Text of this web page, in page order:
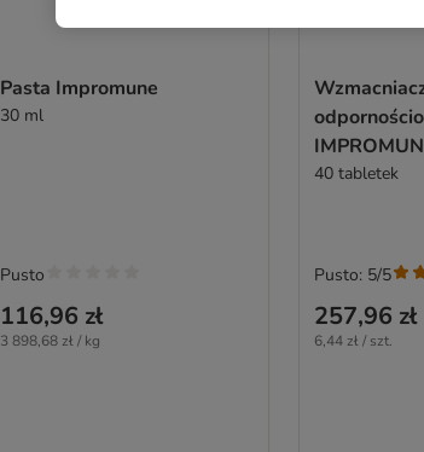
Pasta Impromune
30 ml
116,96 zł
3 898,68 zł / kg
Pusto
domowych
40 tabletek
257,96 zł
6,44 zł / szt.
Pusto: 5/5